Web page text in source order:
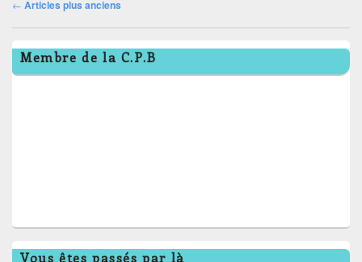
Navigation
dans
les
articles
← Articles plus anciens
Zone
principale
de
Membre de la C.P.B
Vous êtes passés par là